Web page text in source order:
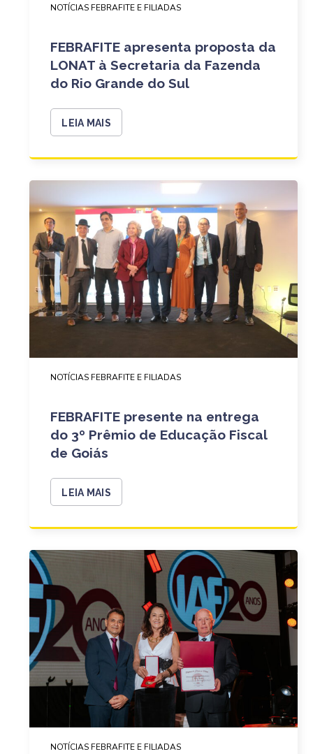
NOTÍCIAS FEBRAFITE E FILIADAS
FEBRAFITE apresenta proposta da
LONAT à Secretaria da Fazenda
do Rio Grande do Sul
LEIA MAIS
NOTÍCIAS FEBRAFITE E FILIADAS
FEBRAFITE presente na entrega
do 3º Prêmio de Educação Fiscal
de Goiás
LEIA MAIS
NOTÍCIAS FEBRAFITE E FILIADAS